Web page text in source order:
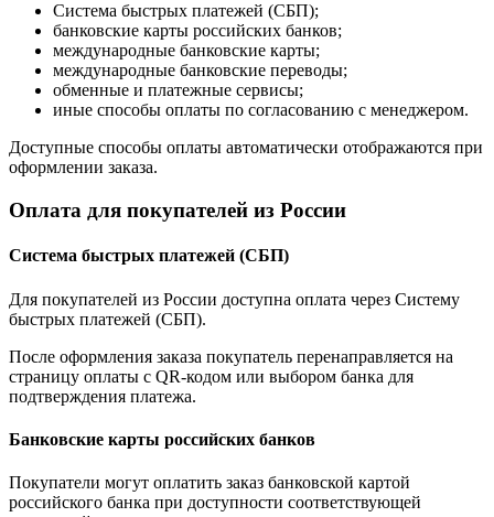
Система быстрых платежей (СБП);
банковские карты российских банков;
международные банковские карты;
международные банковские переводы;
обменные и платежные сервисы;
иные способы оплаты по согласованию с менеджером.
Доступные способы оплаты автоматически отображаются при
оформлении заказа.
Оплата для покупателей из России
Система быстрых платежей (СБП)
Для покупателей из России доступна оплата через Систему
быстрых платежей (СБП).
После оформления заказа покупатель перенаправляется на
страницу оплаты с QR-кодом или выбором банка для
подтверждения платежа.
Банковские карты российских банков
Покупатели могут оплатить заказ банковской картой
российского банка при доступности соответствующей